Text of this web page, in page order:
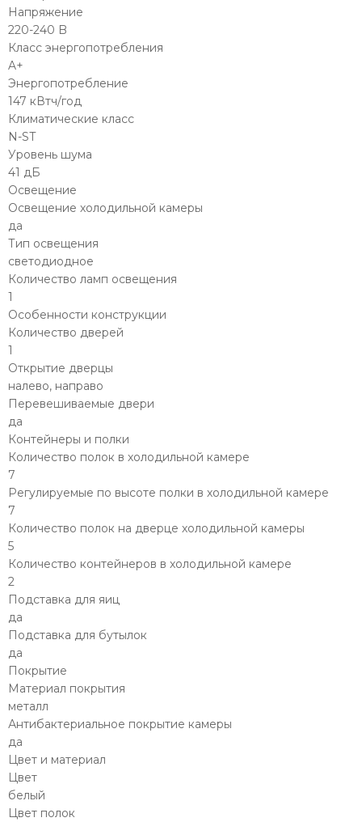
Напряжение
220-240 B
Класс энергопотребления
A+
Энергопотребление
147 кВтч/год
Климатические класс
N-ST
Уровень шума
41 дБ
Освещение
Освещение холодильной камеры
да
Тип освещения
светодиодное
Количество ламп освещения
1
Особенности конструкции
Количество дверей
1
Открытие дверцы
налево, направо
Перевешиваемые двери
да
Контейнеры и полки
Количество полок в холодильной камере
7
Регулируемые по высоте полки в холодильной камере
7
Количество полок на дверце холодильной камеры
5
Количество контейнеров в холодильной камере
2
Подставка для яиц
да
Подставка для бутылок
да
Покрытие
Материал покрытия
металл
Антибактериальное покрытие камеры
да
Цвет и материал
Цвет
белый
Цвет полок